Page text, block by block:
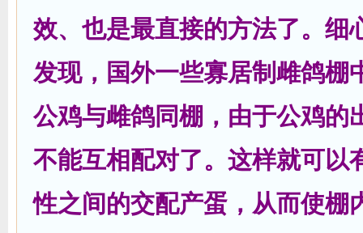
效、也是最直接的方法了。细
发现，国外一些寡居制雌鸽棚
公鸡与雌鸽同棚，由于公鸡的
不能互相配对了。这样就可以
性之间的交配产蛋，从而使棚